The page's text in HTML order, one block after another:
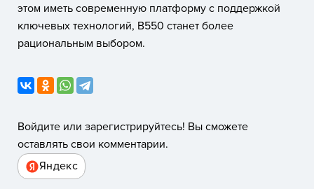
этом иметь современную платформу с поддержкой
ключевых технологий, B550 станет более
рациональным выбором.
Войдите или зарегистрируйтесь! Вы сможете
оставлять свои комментарии.
Яндекс